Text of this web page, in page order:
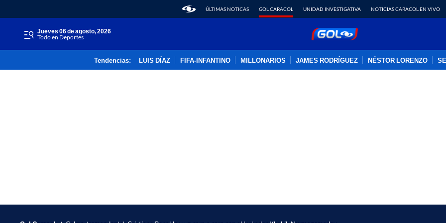
ÚLTIMAS NOTICAS GOL CARACOL UNIDAD INVESTIGATIVA NOTICIAS CARACOL EN VIVO
jueves 06 de agosto, 2026
Todo en Deportes
Tendencias: LUIS DÍAZ FIFA-INFANTINO MILLONARIOS JAMES RODRÍGUEZ NÉSTOR LORENZO